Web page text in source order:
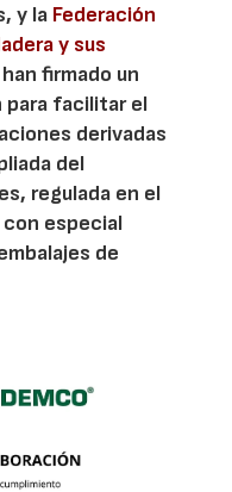
y la Federación
y sus
han firmado un
para facilitar el
derivadas
del
regulada en el
especial
de